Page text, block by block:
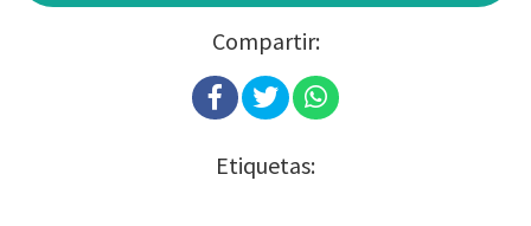
Compartir:
Etiquetas: